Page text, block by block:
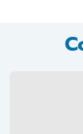
Humanis. En
présidente du